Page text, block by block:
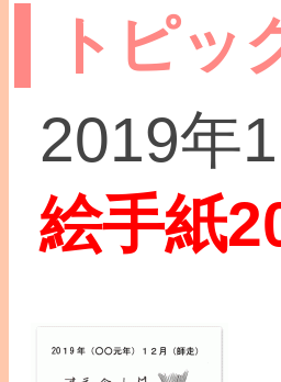
トピッ
2019年
絵手紙